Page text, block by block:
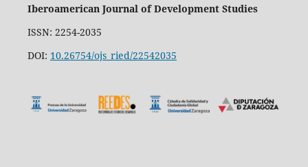
Iberoamerican Journal of Development Studies
ISSN: 2254-2035
DOI: 10.26754/ojs_ried/22542035